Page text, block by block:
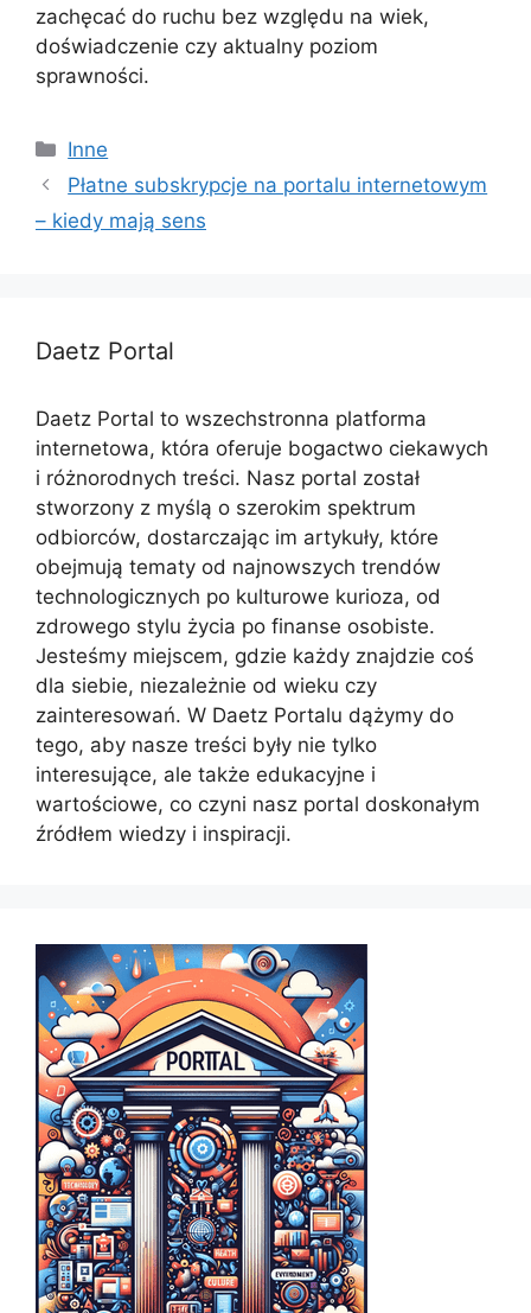
zachęcać do ruchu bez względu na wiek,
doświadczenie czy aktualny poziom
sprawności.
Kategorie
Inne
Płatne subskrypcje na portalu internetowym
– kiedy mają sens
Daetz Portal
Daetz Portal to wszechstronna platforma
internetowa, która oferuje bogactwo ciekawych
i różnorodnych treści. Nasz portal został
stworzony z myślą o szerokim spektrum
odbiorców, dostarczając im artykuły, które
obejmują tematy od najnowszych trendów
technologicznych po kulturowe kurioza, od
zdrowego stylu życia po finanse osobiste.
Jesteśmy miejscem, gdzie każdy znajdzie coś
dla siebie, niezależnie od wieku czy
zainteresowań. W Daetz Portalu dążymy do
tego, aby nasze treści były nie tylko
interesujące, ale także edukacyjne i
wartościowe, co czyni nasz portal doskonałym
źródłem wiedzy i inspiracji.